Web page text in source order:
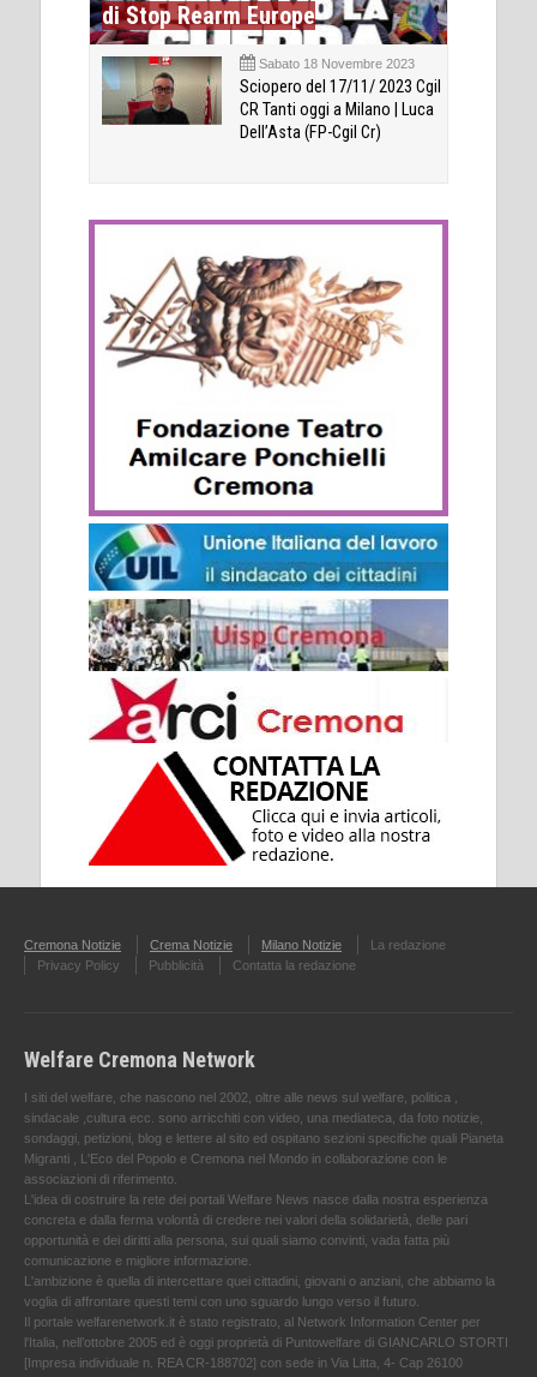
di Stop Rearm Europe
Sabato 18 Novembre 2023
Sciopero del 17/11/ 2023 Cgil
CR Tanti oggi a Milano | Luca
Dell’Asta (FP-Cgil Cr)
Cremona Notizie Crema Notizie Milano Notizie
La redazione
Privacy Policy
Pubblicità Contatta la redazione
Welfare Cremona Network
I siti del welfare, che nascono nel 2002, oltre alle news sul welfare, politica ,
sindacale ,cultura ecc. sono arricchiti con video, una mediateca, da foto notizie,
sondaggi, petizioni, blog e lettere al sito ed ospitano sezioni specifiche quali Pianeta
Migranti , L'Eco del Popolo e Cremona nel Mondo in collaborazione con le
associazioni di riferimento.
L'idea di costruire la rete dei portali Welfare News nasce dalla nostra esperienza
concreta e dalla ferma volontà di credere nei valori della solidarietà, delle pari
opportunità e dei diritti alla persona, sui quali siamo convinti, vada fatta più
comunicazione e migliore informazione.
L'ambizione è quella di intercettare quei cittadini, giovani o anziani, che abbiamo la
voglia di affrontare questi temi con uno sguardo lungo verso il futuro.
Il portale welfarenetwork.it è stato registrato, al Network Information Center per
l'Italia, nell’ottobre 2005 ed è oggi proprietà di Puntowelfare di GIANCARLO STORTI
[Impresa individuale n. REA CR-188702] con sede in Via Litta, 4- Cap 26100